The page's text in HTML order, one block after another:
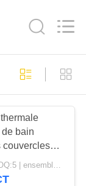
bain
bain
couvercles
R élevé -
chaud
negotiate MOQ:5 | ensemble 100